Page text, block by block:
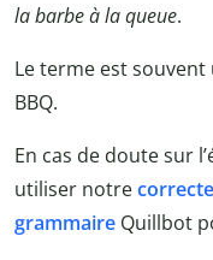
la barbe à la queue.
Le terme est souvent
BBQ.
En cas de doute sur
utiliser notre
grammaire Quillbot